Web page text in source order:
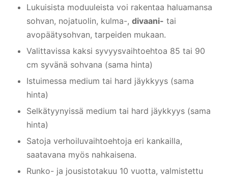
Lukuisista moduuleista voi rakentaa haluamansa
sohvan, nojatuolin, kulma-, divaani- tai
avopäätysohvan, tarpeiden mukaan.
Valittavissa kaksi syvyysvaihtoehtoa 85 tai 90
cm syvänä sohvana (sama hinta)
Istuimessa medium tai hard jäykkyys (sama
hinta)
Selkätyynyissä medium tai hard jäykkyys (sama
hinta)
Satoja verhoiluvaihtoehtoja eri kankailla,
saatavana myös nahkaisena.
Runko- ja jousistotakuu 10 vuotta, valmistettu